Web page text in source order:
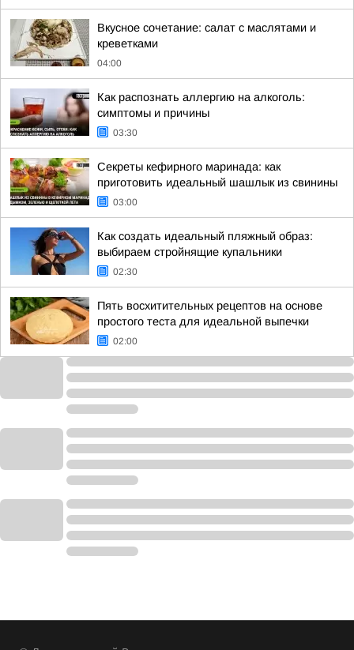
Вкусное сочетание: салат с маслятами и
креветками
04:00
Как распознать аллергию на алкоголь:
симптомы и причины
03:30
Секреты кефирного маринада: как
приготовить идеальный шашлык из свинины
03:00
Как создать идеальный пляжный образ:
выбираем стройнящие купальники
02:30
Пять восхитительных рецептов на основе
простого теста для идеальной выпечки
02:00